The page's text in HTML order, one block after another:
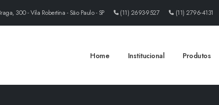
300 - Vila Robertina - São Paulo - SP (11) 2693-9527 (11) 2796-4131
Home Institucional Produtos